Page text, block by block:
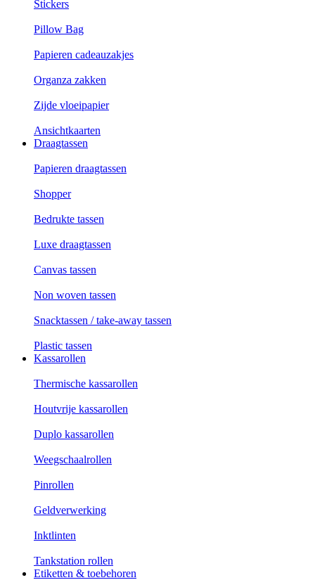
Stickers
Pillow Bag
Papieren cadeauzakjes
Organza zakken
Zijde vloeipapier
Ansichtkaarten
Draagtassen
Papieren draagtassen
Shopper
Bedrukte tassen
Luxe draagtassen
Canvas tassen
Non woven tassen
Snacktassen / take-away tassen
Plastic tassen
Kassarollen
Thermische kassarollen
Houtvrije kassarollen
Duplo kassarollen
Weegschaalrollen
Pinrollen
Geldverwerking
Inktlinten
Tankstation rollen
Etiketten & toebehoren